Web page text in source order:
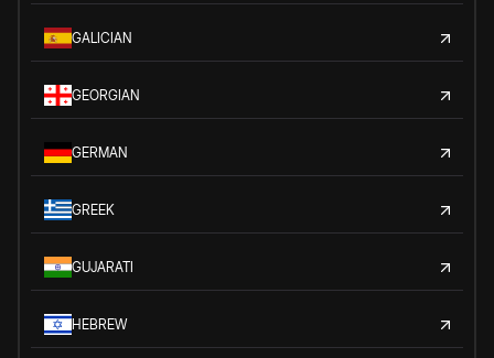
GALICIAN
GEORGIAN
GERMAN
GREEK
GUJARATI
HEBREW